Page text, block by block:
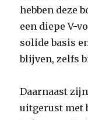
hebben deze
een diepe V-
solide basis
blijven, zelfs
Daarnaast
uitgerust met